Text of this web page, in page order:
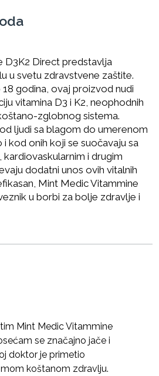
D3K2 Direct predstavlja
u svetu zdravstvene zaštite.
godina, ovaj proizvod nudi
vitamina D3 i K2, neophodnih
zglobnog sistema.
ljudi sa blagom do umerenom
kod onih koji se suočavaju sa
kardiovaskularnim i drugim
dodatni unos ovih vitalnih
Mint Medic Vitammine
u borbi za bolje zdravlje i
Mint Medic Vitammine
se značajno jače i
doktor je primetio
koštanom zdravlju.